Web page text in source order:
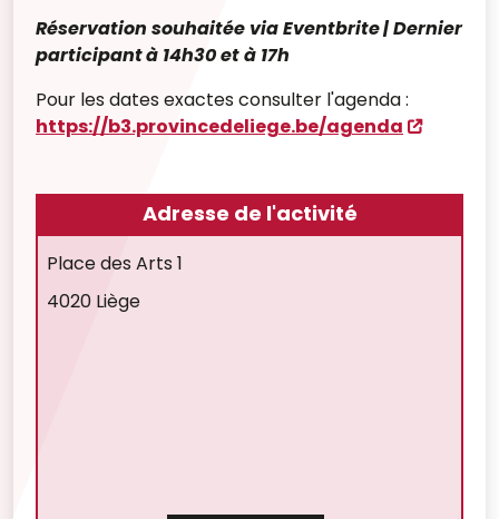
Réservation souhaitée via Eventbrite| Dernier
participantà 14h30 et à 17h
Pour les dates exactes consulter l'agenda :
https://b3.provincedeliege.be/agenda
Adresse de l'activité
Place des Arts 1
4020 Liège